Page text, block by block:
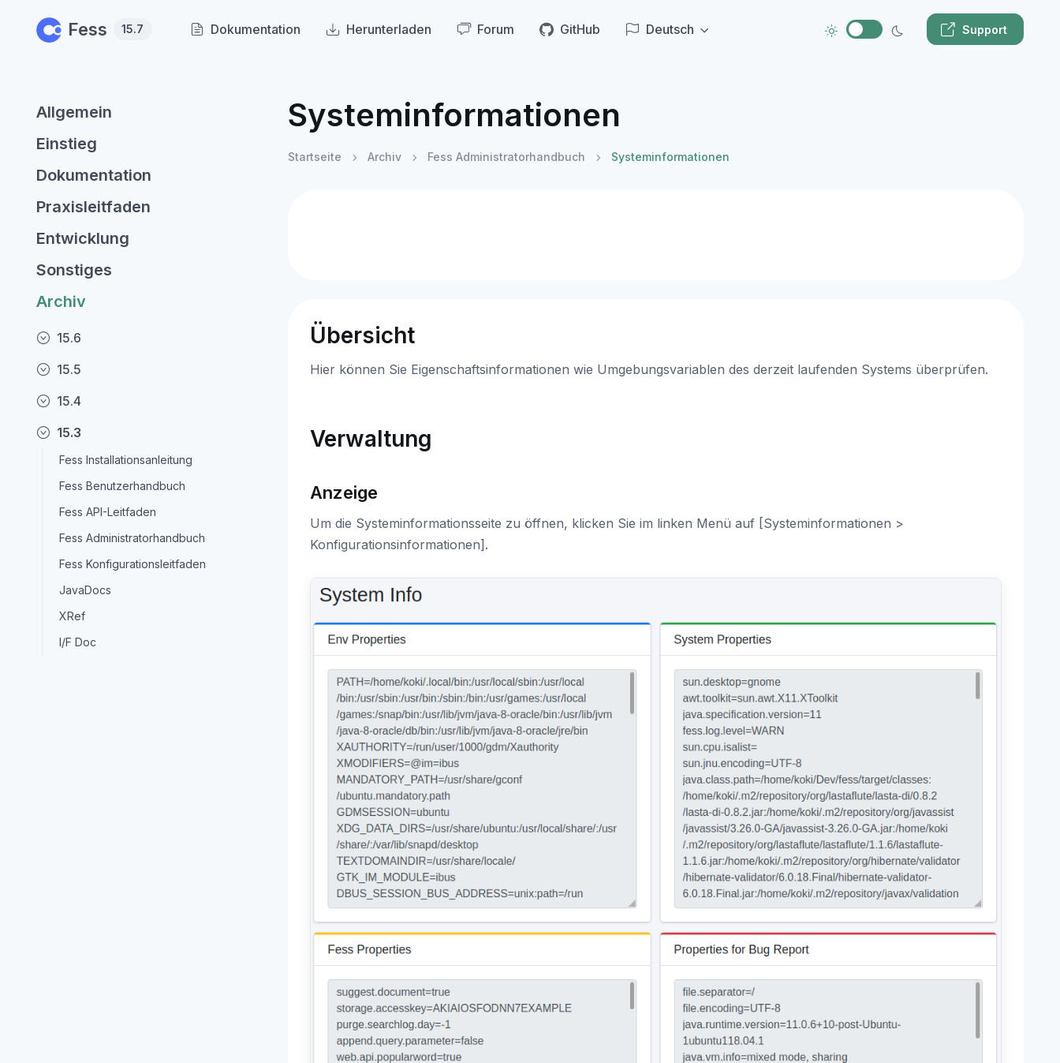
Fess 15.7 Dokumentation Herunterladen Forum GitHub Deutsch Support
Allgemein
Einstieg
Dokumentation
Praxisleitfaden
Entwicklung
Sonstiges
Archiv
15.6
15.5
15.4
15.3
Fess Installationsanleitung
Fess Benutzerhandbuch
Fess API-Leitfaden
Fess Administratorhandbuch
Fess Konfigurationsleitfaden
JavaDocs
XRef
I/F Doc
Systeminformationen
Startseite Archiv Fess Administratorhandbuch Systeminformationen
Übersicht
Hier können Sie Eigenschaftsinformationen wie Umgebungsvariablen des derzeit laufenden Systems überprüfen.
Verwaltung
Anzeige
Um die Systeminformationsseite zu öffnen, klicken Sie im linken Menü auf [Systeminformationen >
Konfigurationsinformationen].